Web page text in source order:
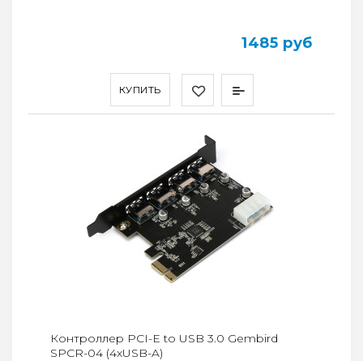
КУПИТЬ
1485 руб
Контроллер PCI-E to USB 3.0 Gembird
SPCR-04 (4xUSB-A)